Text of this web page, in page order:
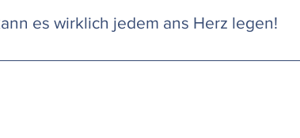
es wirklich jedem ans Herz legen!